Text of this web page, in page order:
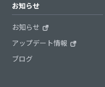
お知らせ
お知らせ
アップデート情報
ブログ